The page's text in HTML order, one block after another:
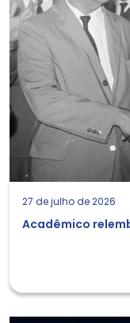
27 de julho de 2026
Acadêmico